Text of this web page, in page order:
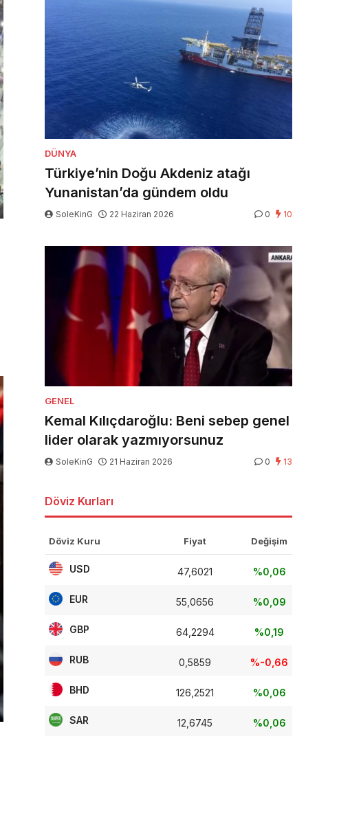
DÜNYA
Türkiye’nin Doğu Akdeniz atağı
Yunanistan’da gündem oldu
SoleKinG 22 Haziran 2026 0 10
GENEL
Kemal Kılıçdaroğlu: Beni sebep genel
lider olarak yazmıyorsunuz
SoleKinG 21 Haziran 2026 0 13
Döviz Kurları
Döviz Kuru Fiyat Değişim
USD 47,6021 %0,06
EUR 55,0656 %0,09
GBP 64,2294 %0,19
RUB 0,5859 %-0,66
BHD 126,2521 %0,06
SAR 12,6745 %0,06